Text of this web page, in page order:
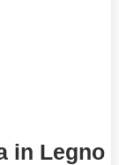
in Legno